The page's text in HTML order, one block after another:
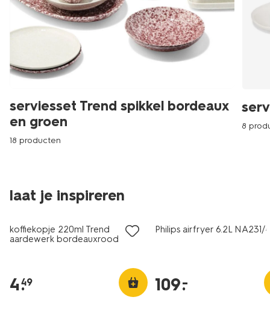
serviesset Trend spikkel bordeaux
en groen
18 producten
8
laat je inspireren
2+1 gratis
koffiekopje 220ml Trend
aardewerk bordeauxrood
4.
49
Philips airfryer 6.2L NA231/
109.
–